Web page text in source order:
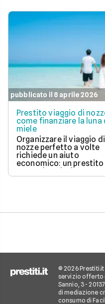
pubblicato il 8 aprile 2026
Prestito viaggio di
come finanziare la luna
miele
Organizzare il viaggio di
nozze perfetto a volte
richiede un aiuto
economico: un prestito
come funziona, quali
© 2026
servizio offerto
Sannio, 3 -
di mediazione
consumo di